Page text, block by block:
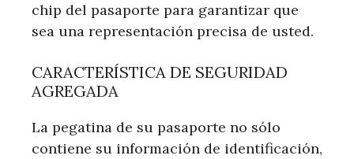
chip del pasaporte para garantizar que
sea una representación precisa de usted.
CARACTERÍSTICA DE SEGURIDAD
AGREGADA
La pegatina de su pasaporte no sólo
contiene su información de identificación,